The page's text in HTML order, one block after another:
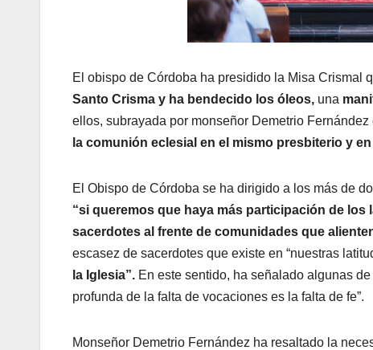
El obispo de Córdoba ha presidido la Misa Crismal
Santo Crisma y ha bendecido los óleos, una
ellos, subrayada por monseñor Demetrio
la comunión eclesial en el mismo presbiterio y
El Obispo de Córdoba se ha dirigido a los más de
“si queremos que haya más participación de
sacerdotes al frente de comunidades que
escasez de sacerdotes que existe en “nuestras
la Iglesia”. En este sentido, ha señalado algunas
profunda de la falta de vocaciones es la falta de fe”.
Monseñor Demetrio Fernández ha resaltado la